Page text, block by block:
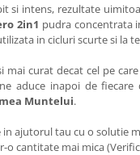
si intens, rezultate
2in1 pudra concentrata
in cicluri scurte si la
mai curat decat cel pe
aduce inapoi de
Muntelui.
ajutorul tau cu o solutie
o cantitate mai mica